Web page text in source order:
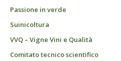
Passione in verde
Suinicoltura
VVQ – Vigne Vini e Qualità
Comitato tecnico scientifico